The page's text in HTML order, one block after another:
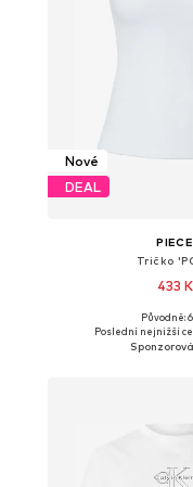
Nové
DEAL
Tričko
433
Dostupné
Přidat do
Původně:
Poslední nejnižší